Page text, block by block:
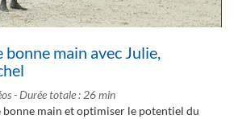
bonne main avec Julie,
- Durée totale : 26 min
main et optimiser le potentiel du